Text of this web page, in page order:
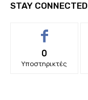
STAY CONNECTED
0
Υποστηρικτές